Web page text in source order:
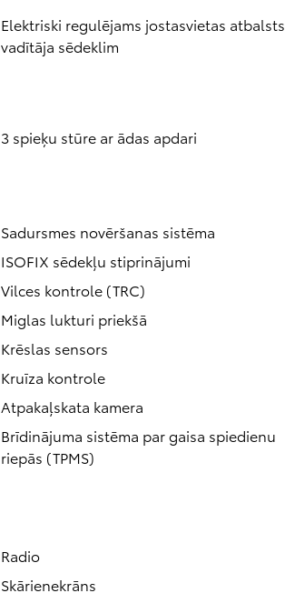
Elektriski regulējams jostasvietas atbalsts
vadītāja sēdeklim
3 spieķu stūre ar ādas apdari
Sadursmes novēršanas sistēma
ISOFIX sēdekļu stiprinājumi
Vilces kontrole (TRC)
Miglas lukturi priekšā
Krēslas sensors
Kruīza kontrole
Atpakaļskata kamera
Brīdinājuma sistēma par gaisa spiedienu
riepās (TPMS)
Radio
Skārienekrāns